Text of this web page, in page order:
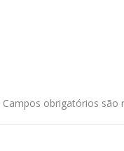
Campos obrigatórios são